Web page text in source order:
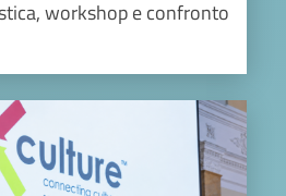
workshop e confronto